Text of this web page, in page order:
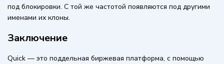
под блокировки. С той же частотой появляются под другими
именами их клоны.
Заключение
Quick — это поддельная биржевая платформа, с помощью